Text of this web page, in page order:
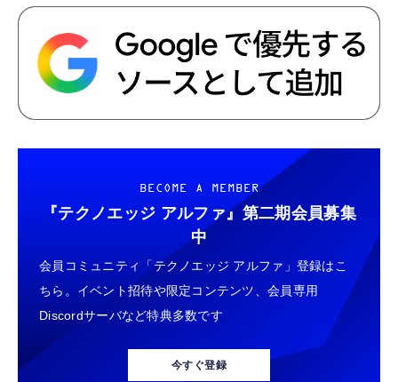
BECOME A MEMBER
『テクノエッジ アルファ』 第二期会員募集
中
会員コミュニティ「テクノエッジ アルファ」登録はこ
ちら。イベント招待や限定コンテンツ、会員専用
Discordサーバなど特典多数です
今すぐ登録